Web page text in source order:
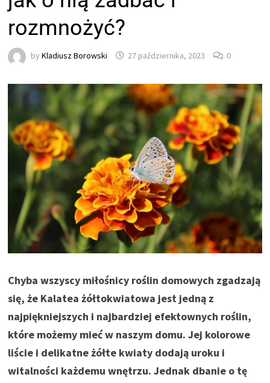
rozmnożyć?
byKladiusz Borowski 27 października, 2023 0
Chyba wszyscy miłośnicy roślin domowych zgadzają
się, że Kalatea żółtokwiatowa jest jedną z
najpiękniejszych i najbardziej efektownych roślin,
które możemy mieć w naszym domu. Jej kolorowe
liście i delikatne żółte kwiaty dodają uroku i
witalności każdemu wnętrzu. Jednak dbanie o tę